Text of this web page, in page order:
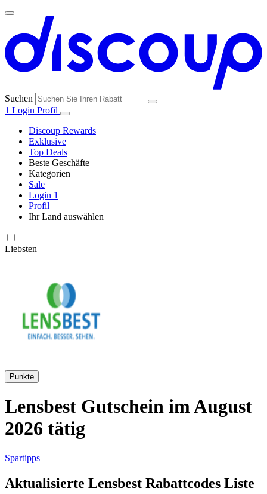
Suchen
1 Login Profil
Discoup Rewards
Exklusive
Top Deals
Beste Geschäfte
Amazon
Peek und
Cloppenburg
Booking.com
Kategorien
Kleidung und
Schuhe
Urlaub und
Sale
Login 1
Profil
Ihr Land auswählen
Liebsten
Punkte
Lensbest Gutschein im August
2026 tätig
Spartipps
Aktualisierte Lensbest Rabattcodes Liste